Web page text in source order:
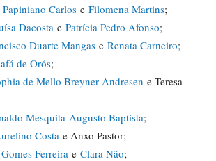
Papiniano Carlos e Filomena Martins;
Dacosta e Patrícia Pedro Afonso;
Duarte Mangas e Renata Carneiro;
de Orós;
de Mello Breyner Andresen e Teresa
Mesquita Augusto Baptista;
Costa e Anxo Pastor;
Ferreira e Clara Não;